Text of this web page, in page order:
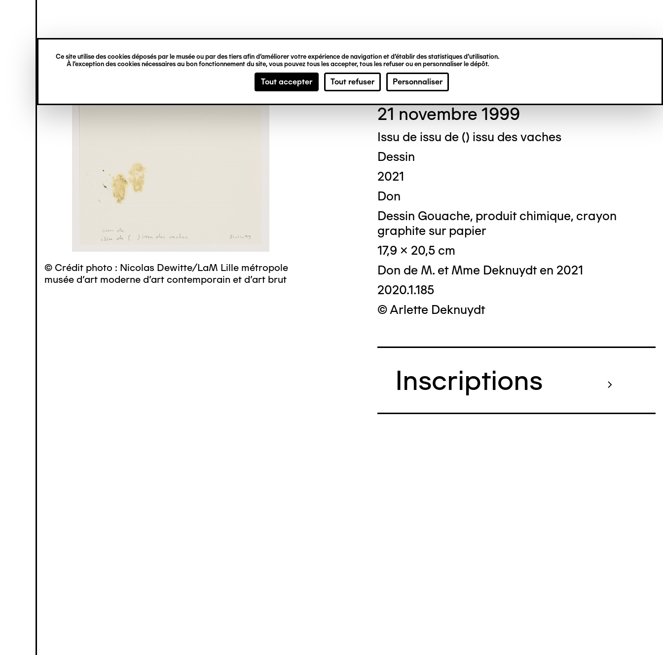
Ce site utilise des cookies déposés par le musée ou par des tiers afin d’améliorer votre expérience de navigation et d’établir des statistiques d’utilisation.
À l’exception des cookies nécessaires au bon fonctionnement du site, vous pouvez tous les accepter, tous les refuser ou en personnaliser le dépôt.
Tout accepter Tout refuser Personnaliser
principal
verticale
© Crédit photo : Nicolas Dewitte/LaM Lille métropole
musée d’art moderne d’art contemporain et d’art brut
Christine DEKNUYDT
21 novembre 1999
Issu de issu de () issu des vaches
Dessin
2021
Don
Dessin Gouache, produit chimique, crayon
graphite sur papier
17,9 x 20,5 cm
Don de M. et Mme Deknuydt en 2021
2020.1.185
© Arlette Deknuydt
Inscriptions